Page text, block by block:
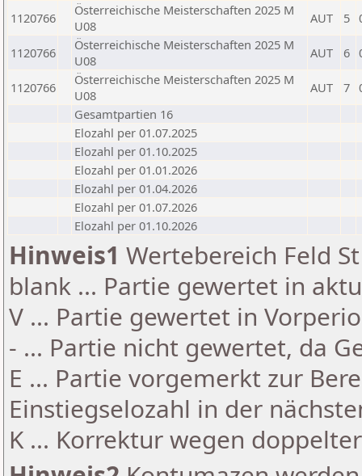
1120766
Österreichische Meisterschaften 2025 M
U08
AUT 5
1120766
Österreichische Meisterschaften 2025 M
U08
AUT 6
1120766
Österreichische Meisterschaften 2025 M
U08
AUT 7
Gesamtpartien 16
Elozahl per 01.07.2025
Elozahl per 01.10.2025
Elozahl per 01.01.2026
Elozahl per 01.04.2026
Elozahl per 01.07.2026
Elozahl per 01.10.2026
Hinweis1 Wertebereich Feld
blank ... Partie gewertet in
V ... Partie gewertet in
- ... Partie nicht gewertet, da
E ... Partie vorgemerkt zur
Einstiegselozahl in der
K ... Korrektur wegen